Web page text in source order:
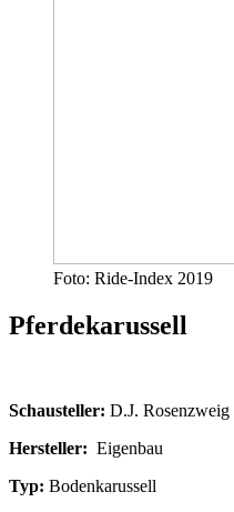
Foto: Ride-Index 2019
Pferdekarussell
Schausteller: D.J.
Hersteller: Eigenbau
Typ: Bodenkarussell